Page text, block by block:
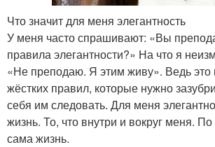
Что значит для меня элегантность
У меня часто спрашивают: «Вы
правила элегантности?» На что я
«Не преподаю. Я этим живу». Ведь это
жёстких правил, которые нужно
себя им следовать. Для меня
жизнь. То, что внутри и вокруг меня. По
сама жизнь.